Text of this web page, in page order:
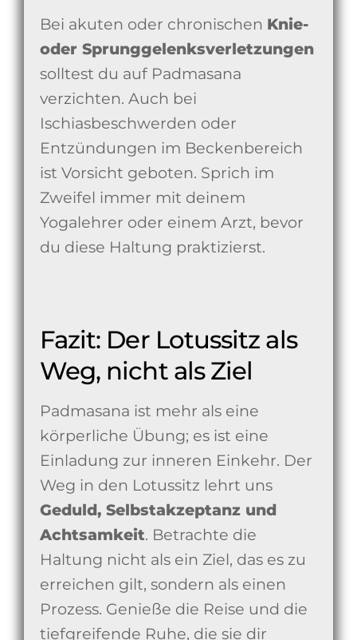
Bei akuten oder chronischen Knie-
oder Sprunggelenksverletzungen
solltest du auf Padmasana
verzichten. Auch bei
Ischiasbeschwerden oder
Entzündungen im Beckenbereich
ist Vorsicht geboten. Sprich im
Zweifel immer mit deinem
Yogalehrer oder einem Arzt, bevor
du diese Haltung praktizierst.
Fazit: Der Lotussitz als
Weg, nicht als Ziel
Padmasana ist mehr als eine
körperliche Übung; es ist eine
Einladung zur inneren Einkehr. Der
Weg in den Lotussitz lehrt uns
Geduld, Selbstakzeptanz und
Achtsamkeit. Betrachte die
Haltung nicht als ein Ziel, das es zu
erreichen gilt, sondern als einen
Prozess. Genieße die Reise und die
tiefgreifende Ruhe, die sie dir